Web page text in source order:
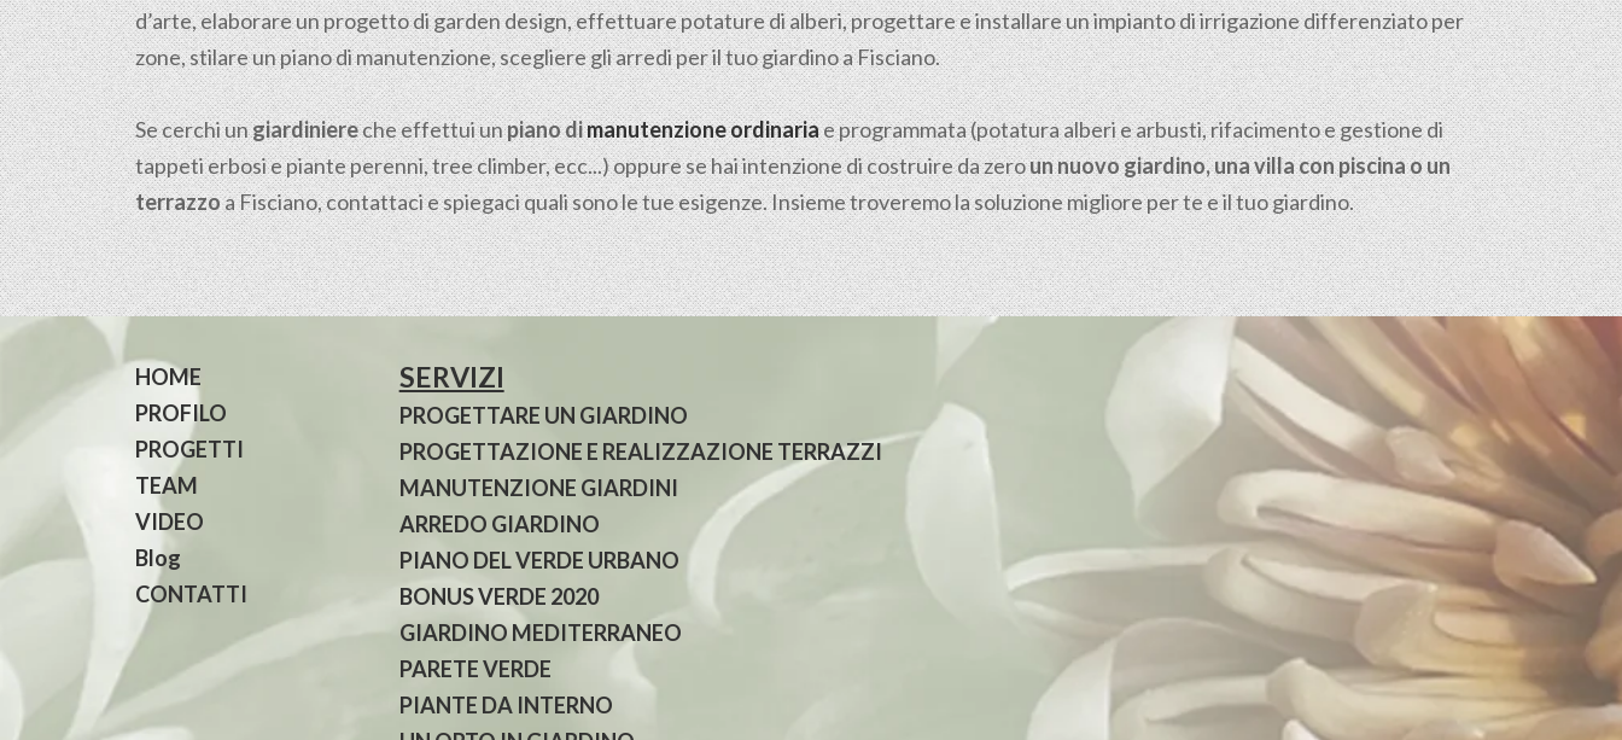
d’arte, elaborare un progetto di garden design, effettuare potature di alberi, progettare e installare un impianto di irrigazione differenziato per
zone, stilare un piano di manutenzione, scegliere gli arredi per il tuo giardino a Fisciano.
Se cerchi ungiardiniereche effettui unpiano dimanutenzione ordinariae programmata (potatura alberi e arbusti, rifacimento e gestione di
tappeti erbosi e piante perenni, tree climber, ecc...) oppure se hai intenzione di costruire da zeroun nuovo giardino, una villa con piscina o un
terrazzoa Fisciano, contattaci e spiegaci quali sono le tue esigenze. Insieme troveremo la soluzione migliore per te e il tuo giardino.
HOME
PROFILO
PROGETTI
TEAM
VIDEO
Blog
CONTATTI
SERVIZI
PROGETTARE UN GIARDINO
PROGETTAZIONE E REALIZZAZIONE TERRAZZI
MANUTENZIONE GIARDINI
ARREDO GIARDINO
PIANO DEL VERDE URBANO
BONUS VERDE 2020
GIARDINO MEDITERRANEO
PARETE VERDE
PIANTE DA INTERNO